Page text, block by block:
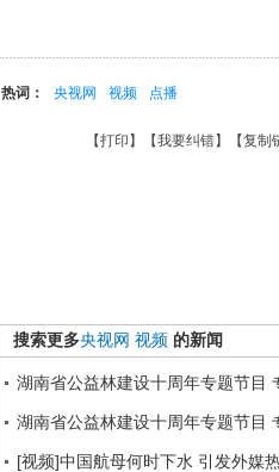
热词： 央视网 视频 点播
【打印 】【我要纠错】【复制
搜索更多央视网 视频 的新闻
湖南省公益林建设十周年专题节目
湖南省公益林建设十周年专题节目
[视频]中国航母何时下水 引发外媒